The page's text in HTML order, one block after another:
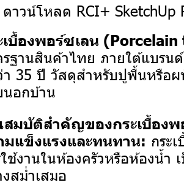
ดาวน์โหลด RCI+ SketchUp
เบื้องพอร์ซเลน
ฐานสินค้าไทย ภายใต้แบรน
35 ปี วัสดุสำหรับปูพื้นหรือ
นอกบ้าน
มบัติสำคัญของกระเบื้องพ
มแข็งแรงและทนทาน: กระ
ช้งานในห้องครัวหรือห้องน้ำ
สม่ำเสมอ